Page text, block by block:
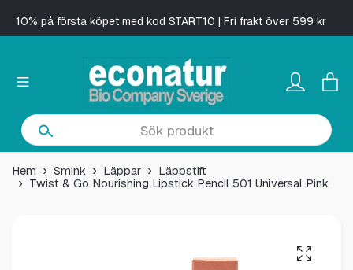
10% på första köpet med kod START10 | Fri frakt över 599 kr
Hem Smink Läppar
Läppstift
Twist & Go Nourishing Lipstick Pencil 501 Universal Pink